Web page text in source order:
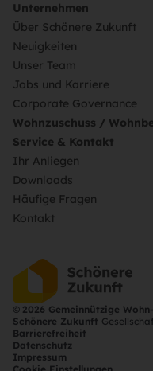
Unternehmen
Über Schönere Zukunft
Neuigkeiten
Unser Team
Jobs und Karriere
Corporate Governance
Wohnzuschuss /
Service & Kontakt
Ihr Anliegen
Downloads
Häufige Fragen
Kontakt
© 2026 Gemeinnützige
Schönere Zukunft
Barrierefreiheit
Datenschutz
Impressum